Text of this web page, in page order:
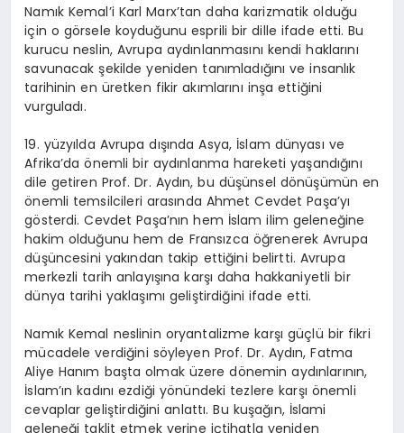
Namık Kemal’i Karl Marx’tan daha karizmatik olduğu
için o görsele koyduğunu esprili bir dille ifade etti. Bu
kurucu neslin, Avrupa aydınlanmasını kendi haklarını
savunacak şekilde yeniden tanımladığını ve insanlık
tarihinin en üretken fikir akımlarını inşa ettiğini
vurguladı.
19. yüzyılda Avrupa dışında Asya, İslam dünyası ve
Afrika’da önemli bir aydınlanma hareketi yaşandığını
dile getiren Prof. Dr. Aydın, bu düşünsel dönüşümün en
önemli temsilcileri arasında Ahmet Cevdet Paşa’yı
gösterdi. Cevdet Paşa’nın hem İslam ilim geleneğine
hakim olduğunu hem de Fransızca öğrenerek Avrupa
düşüncesini yakından takip ettiğini belirtti. Avrupa
merkezli tarih anlayışına karşı daha hakkaniyetli bir
dünya tarihi yaklaşımı geliştirdiğini ifade etti.
Namık Kemal neslinin oryantalizme karşı güçlü bir fikri
mücadele verdiğini söyleyen Prof. Dr. Aydın, Fatma
Aliye Hanım başta olmak üzere dönemin aydınlarının,
İslam’ın kadını ezdiği yönündeki tezlere karşı önemli
cevaplar geliştirdiğini anlattı. Bu kuşağın, İslami
geleneği taklit etmek yerine içtihatla yeniden